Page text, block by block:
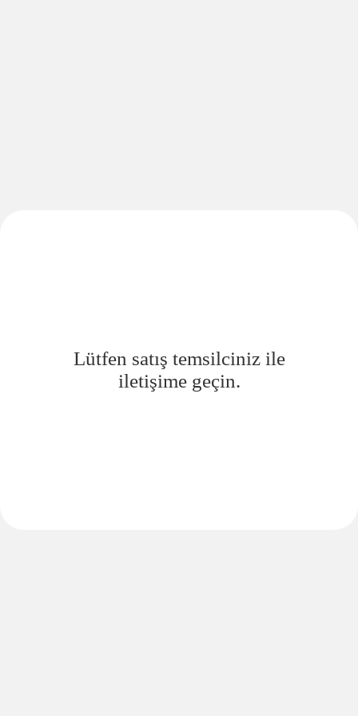
Lütfen satış temsilciniz ile
iletişime geçin.